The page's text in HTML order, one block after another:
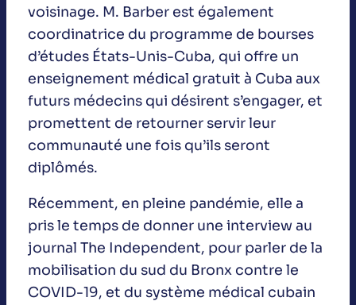
voisinage. M. Barber est également
coordinatrice du programme de bourses
d’études États-Unis-Cuba, qui offre un
enseignement médical gratuit à Cuba aux
futurs médecins qui désirent s’engager, et
promettent de retourner servir leur
communauté une fois qu’ils seront
diplômés.
Récemment, en pleine pandémie, elle a
pris le temps de donner une interview au
journal The Independent, pour parler de la
mobilisation du sud du Bronx contre le
COVID-19, et du système médical cubain